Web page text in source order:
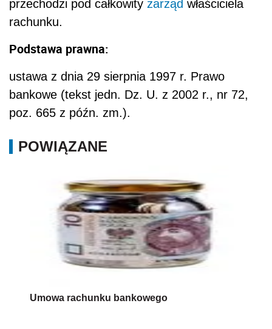
przechodzi pod całkowity zarząd właściciela
rachunku.
Podstawa prawna:
ustawa z dnia 29 sierpnia 1997 r. Prawo
bankowe (tekst jedn. Dz. U. z 2002 r., nr 72,
poz. 665 z późn. zm.).
POWIĄZANE
Umowa rachunku bankowego